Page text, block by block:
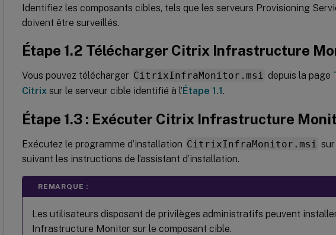
Identifiez les composants cibles, tels que les serveurs Provisioning
doivent être surveillés.
Étape 1.2 Télécharger Citrix Infrastructure
Vous pouvez télécharger CitrixInfraMonitor.msi depuis la page
Citrix sur le serveur cible identifié à l’Étape 1.1.
Étape 1.3 : Exécuter Citrix Infrastructure
Exécutez le programme d’installation CitrixInfraMonitor.msi
suivant les instructions de l’assistant d’installation.
REMARQUE :
Les utilisateurs disposant de privilèges administratifs peuvent
Infrastructure Monitor sur le composant cible.